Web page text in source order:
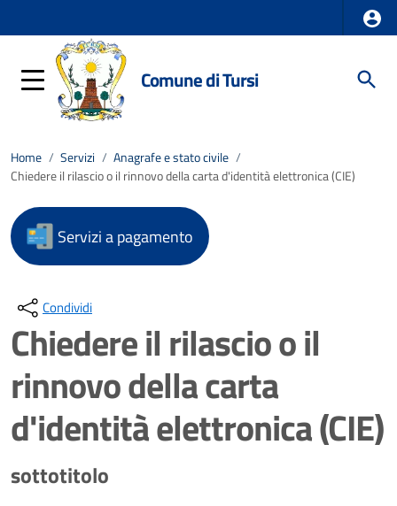
Comune di Tursi
Home / Servizi / Anagrafe e stato civile /
Chiedere il rilascio o il rinnovo della carta d'identità elettronica (CIE)
Servizi a pagamento
Condividi
Chiedere il rilascio o il
rinnovo della carta
d'identità elettronica (CIE)
sottotitolo